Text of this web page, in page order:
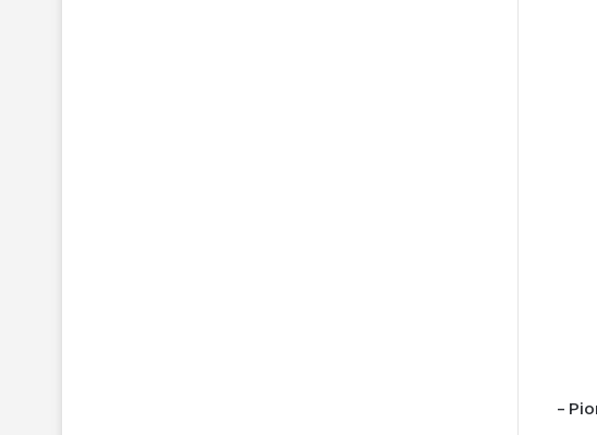
ظهرت المقالة البنوك تستعد لإطلاق خدمة فتح الحسابات المصرفية عن بُعد أولاً على Pioneers Misr –